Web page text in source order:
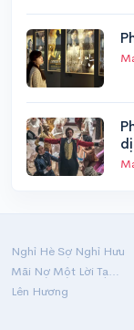
Nghỉ Hè Sợ Nghỉ Hưu
Mãi Nợ Một Lời Tạm Biệt
Lên Hương